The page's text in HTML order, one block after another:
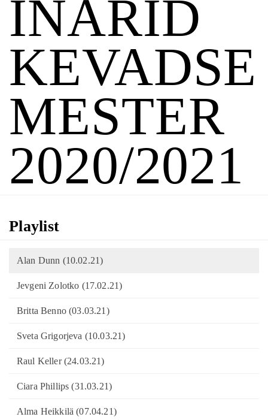
INARID
KEVADSE
MESTER
2020/2021
Playlist
Alan Dunn (10.02.21)
Jevgeni Zolotko (17.02.21)
Britta Benno (03.03.21)
Sveta Grigorjeva (10.03.21)
Raul Keller (24.03.21)
Ciara Phillips (31.03.21)
Alma Heikkilä (07.04.21)